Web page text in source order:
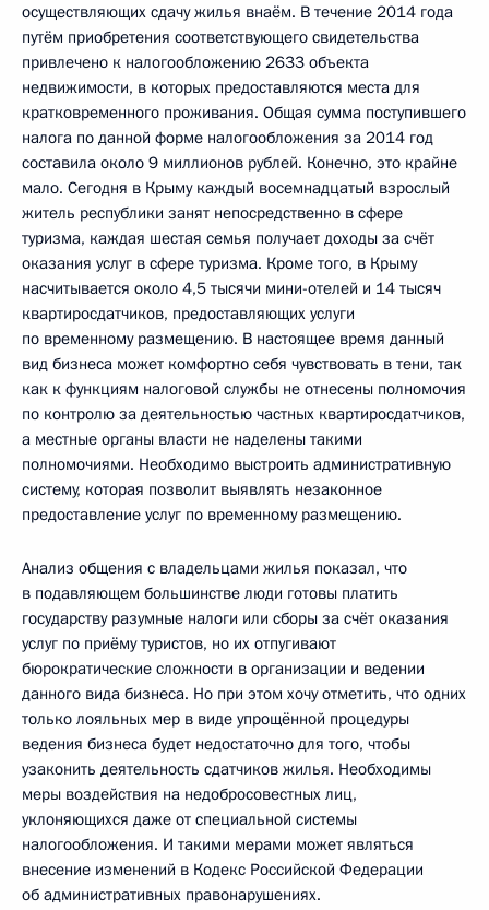
осуществляющих сдачу жилья внаём. В течение 2014 года
путём приобретения соответствующего свидетельства
привлечено к налогообложению 2633 объекта
недвижимости, в которых предоставляются места для
кратковременного проживания. Общая сумма поступившего
налога по данной форме налогообложения за 2014 год
составила около 9 миллионов рублей. Конечно, это крайне
мало. Сегодня в Крыму каждый восемнадцатый взрослый
житель республики занят непосредственно в сфере
туризма, каждая шестая семья получает доходы за счёт
оказания услуг в сфере туризма. Кроме того, в Крыму
насчитывается около 4,5 тысячи мини-отелей и 14 тысяч
квартиросдатчиков, предоставляющих услуги
по временному размещению. В настоящее время данный
вид бизнеса может комфортно себя чувствовать в тени, так
как к функциям налоговой службы не отнесены полномочия
по контролю за деятельностью частных квартиросдатчиков,
а местные органы власти не наделены такими
полномочиями. Необходимо выстроить административную
систему, которая позволит выявлять незаконное
предоставление услуг по временному размещению.
Анализ общения с владельцами жилья показал, что
в подавляющем большинстве люди готовы платить
государству разумные налоги или сборы за счёт оказания
услуг по приёму туристов, но их отпугивают
бюрократические сложности в организации и ведении
данного вида бизнеса. Но при этом хочу отметить, что одних
только лояльных мер в виде упрощённой процедуры
ведения бизнеса будет недостаточно для того, чтобы
узаконить деятельность сдатчиков жилья. Необходимы
меры воздействия на недобросовестных лиц,
уклоняющихся даже от специальной системы
налогообложения. И такими мерами может являться
внесение изменений в Кодекс Российской Федерации
об административных правонарушениях.